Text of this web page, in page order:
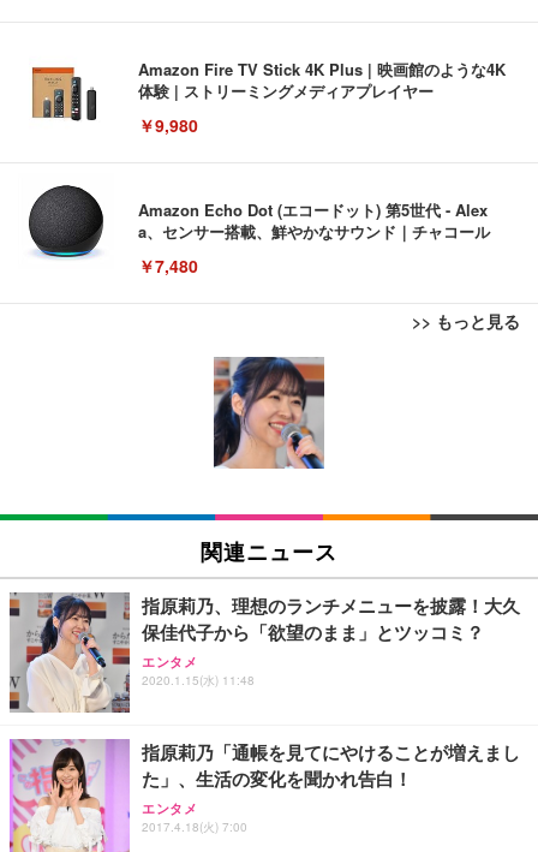
Amazon Fire TV Stick 4K Plus | 映画館のような4K
体験 | ストリーミングメディアプレイヤー
￥9,980
Amazon Echo Dot (エコードット) 第5世代 - Alex
a、センサー搭載、鮮やかなサウンド｜チャコール
￥7,480
>> もっと見る
[EdoErgo] オフィスチェア 椅子 テレワーク 疲れな
い 跳ね上げ式アームレスト コンパクト 約105度ロッ
キング pc 事務椅子 360度回転 座面昇降 強化ナイロ
ン樹脂ベース 通気性メッシュ 在宅ワーク H-WY01
(黒網+黒枠+黒足)
SIHOO B100 オフィスチェア／デスクチェア メッシ
ュチェア 人間工学 疲れない ブラック
￥27,999
Sezlife オフィスチェア デスクチェア 疲れない テレ
ワーク チェア 強化バックレスト 30度ロッキング機
能 人間工学 椅子 腰サポート 90度跳ね上げ式アーム
務用 おしゃれ パソコンチェア (ブラック)
Sezlife オフィスチェア デスクチェア 疲れない テレ
ワーク チェア 強化バックレスト 30度ロッキング機
能 人間工学 椅子 腰サポート 90度跳ね上げ式アーム
EIZO ビジネス向けプレミアムモニター | FlexScan
EV3240X-WT | 31.5型4K UHD・USB Type-C・ホワ
￥105,595
EIZO ビジネス向けプレミアムモニター | FlexScan
￥109,572
【純正品】27"ゲーミングモニター DualSense 充電
フック付き（CFI-ZDM1J）
【整備済み品】Dell E2724HS 27インチ 液晶モニタ
ー フルHD（1920×1080）VA 非光沢 HDMI/DisplayP
ort/VGA スピーカー内蔵 高さ調整 スイベル VESA対
Amazonベーシック ペットシーツ 薄型 レギュラー 1
回使い捨て 無香料 ホワイト 300枚
Amazonベーシック ペットシーツ 厚型 ワイド 42枚
x2袋(84枚) ホワイト(吸収面:ライトブルー)
￥3,234
ネオ・ルーライフ ネオ・オムツ L 中型犬用 26枚入
り 単品
Smart Basic(スマートベーシック) 【Amazon.co.jp
限定】 Smart Basic アイリスオーヤマ ペットシーツ
超厚型 お徳用 ワイド 100枚入 (x 1) (ケース販売)
関連ニュース
指原莉乃、理想のランチメニューを披露！大久
保佳代子から「欲望のまま」とツッコミ？
エンタメ
2020.1.15(水) 11:48
指原莉乃「通帳を見てにやけることが増えまし
た」、生活の変化を聞かれ告白！
エンタメ
2017.4.18(火) 7:00